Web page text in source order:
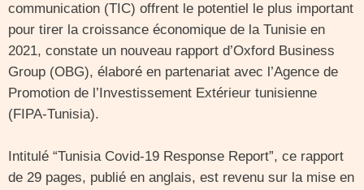
communication (TIC) offrent le potentiel le plus important
pour tirer la croissance économique de la Tunisie en
2021, constate un nouveau rapport d’Oxford Business
Group (OBG), élaboré en partenariat avec l’Agence de
Promotion de l’Investissement Extérieur tunisienne
(FIPA-Tunisia).
Intitulé “Tunisia Covid-19 Response Report”, ce rapport
de 29 pages, publié en anglais, est revenu sur la mise en